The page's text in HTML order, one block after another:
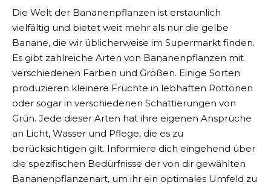
Die Welt der Bananenpflanzen ist erstaunlich
vielfältig und bietet weit mehr als nur die gelbe
Banane, die wir üblicherweise im Supermarkt finden.
Es gibt zahlreiche Arten von Bananenpflanzen mit
verschiedenen Farben und Größen. Einige Sorten
produzieren kleinere Früchte in lebhaften Rottönen
oder sogar in verschiedenen Schattierungen von
Grün. Jede dieser Arten hat ihre eigenen Ansprüche
an Licht, Wasser und Pflege, die es zu
berücksichtigen gilt. Informiere dich eingehend über
die spezifischen Bedürfnisse der von dir gewählten
Bananenpflanzenart, um ihr ein optimales Umfeld zu